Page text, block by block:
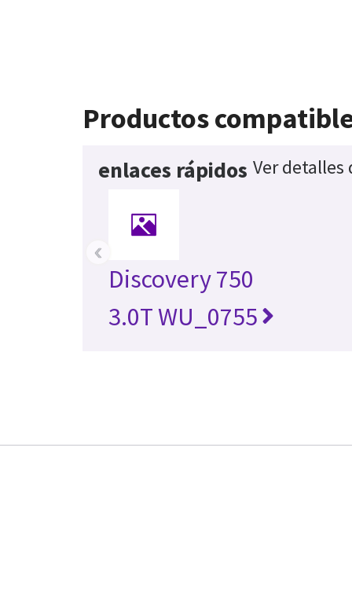
Productos
enlaces rápidos Ver
Discovery 750
3.0T WU_0755
‹